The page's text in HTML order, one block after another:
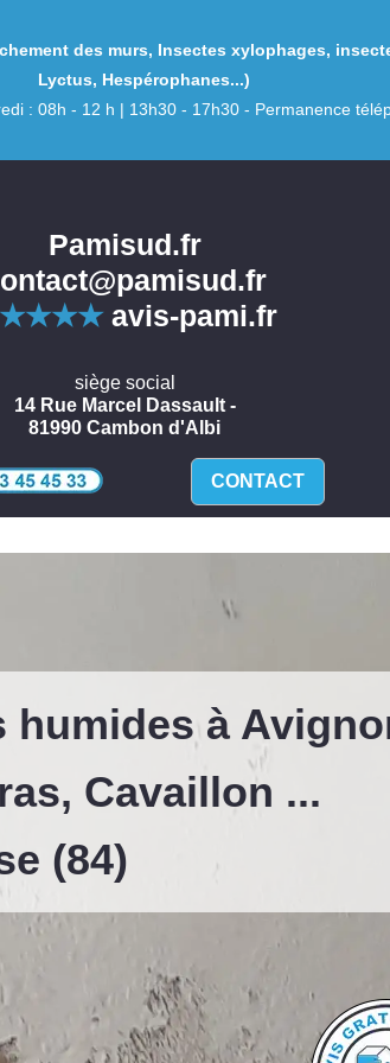
des murs, Insectes xylophages,
Lyctus, Hespérophanes...)
: 08h - 12 h | 13h30 - 17h30 - Permanence
Pamisud.fr
avis-pami.fr
siège social
14 Rue Marcel Dassault -
81990 Cambon d'Albi
CONTACT
humides à
Cavaillon ...
(84)